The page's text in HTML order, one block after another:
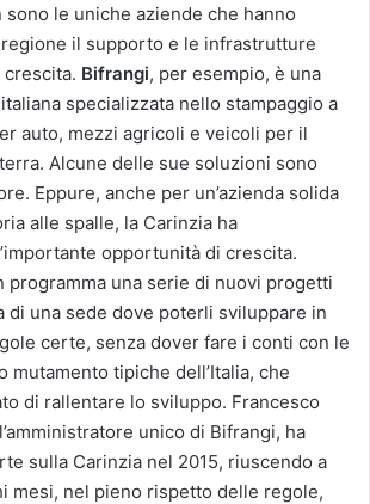
sono le uniche aziende che hanno
il supporto e le infrastrutture
Bifrangi, per esempio, è una
specializzata nello stampaggio a
auto, mezzi agricoli e veicoli per il
Alcune delle sue soluzioni sono
Eppure, anche per un’azienda solida
alle spalle, la Carinzia ha
opportunità di crescita.
programma una serie di nuovi progetti
di una sede dove poterli sviluppare in
certe, senza dover fare i conti con le
mutamento tipiche dell’Italia, che
di rallentare lo sviluppo. Francesco
unico di Bifrangi, ha
sulla Carinzia nel 2015, riuscendo a
mesi, nel pieno rispetto delle regole,